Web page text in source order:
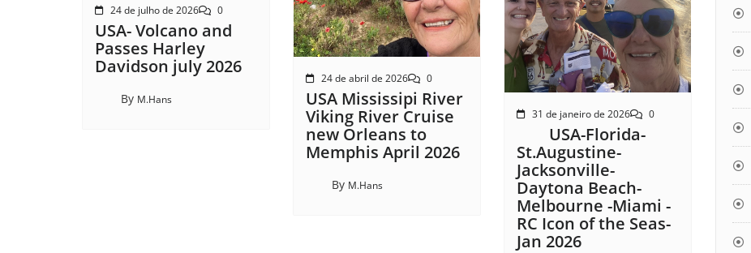
24 de julho de 2026 0
USA- Volcano and
Passes Harley
Davidson july 2026
By M.Hans
24 de abril de 2026 0
USA Mississipi River
Viking River Cruise
new Orleans to
Memphis April 2026
By M.Hans
31 de janeiro de 2026 0
USA-Florida-
St.Augustine-
Jacksonville-
Daytona Beach-
Melbourne -Miami -
RC Icon of the Seas-
Jan 2026